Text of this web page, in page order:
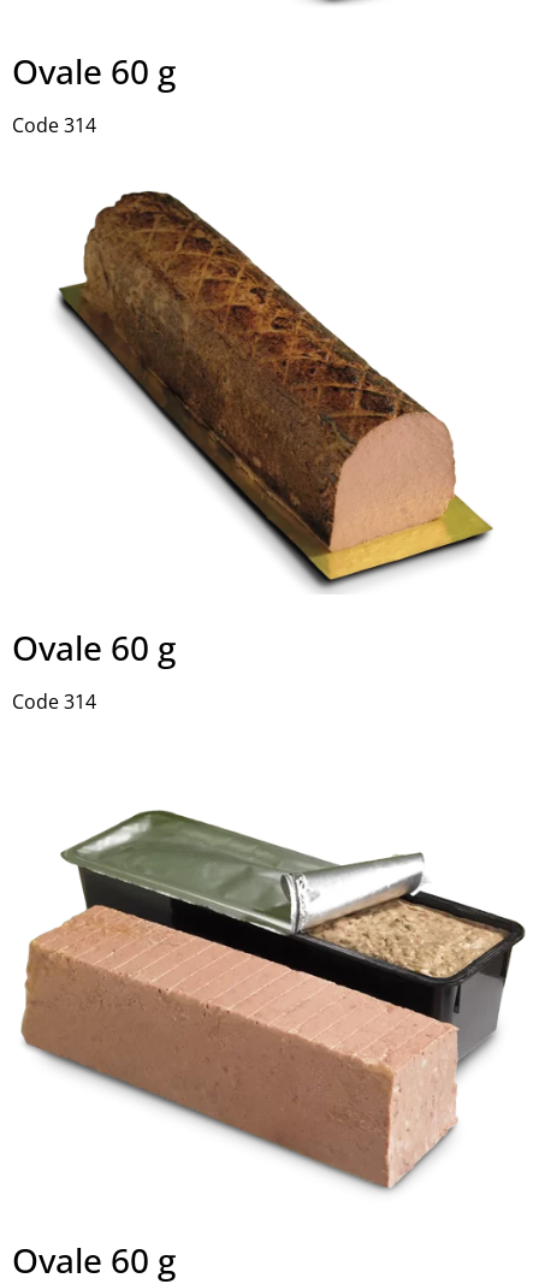
Ovale 60 g
Code 314
Ovale 60 g
Code 314
Ovale 60 g